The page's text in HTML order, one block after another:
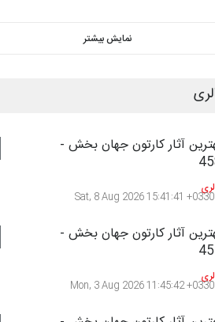
نمایش بیشتر
آثار کارتون جهان بخش -
Sat, 8 Aug 2026 15:41:41 +0330
آثار کارتون جهان بخش -
Mon, 3 Aug 2026 11:45:42 +0330